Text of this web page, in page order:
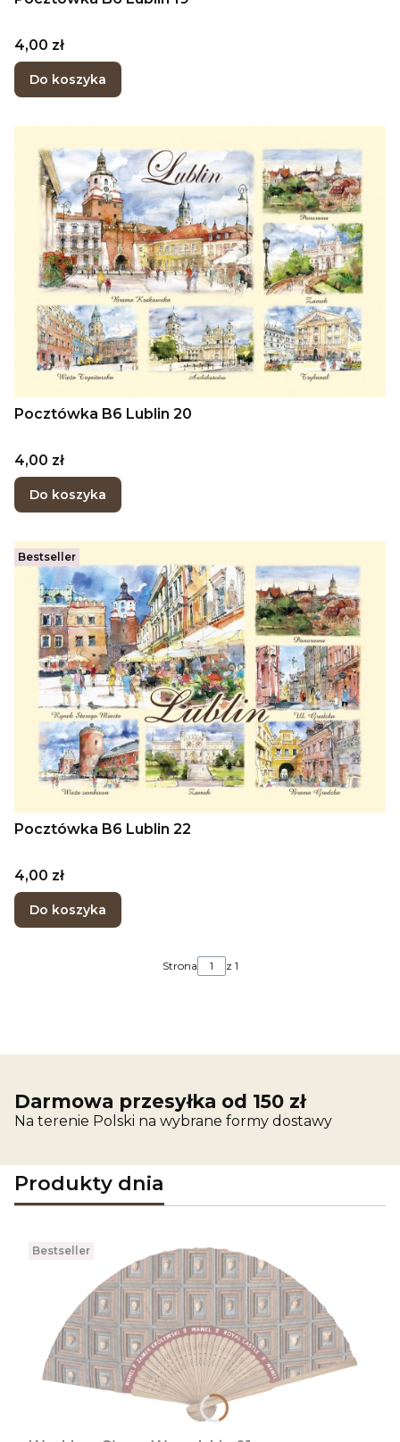
Cena
4,00 zł
Do koszyka
Pocztówka B6 Lublin 20
Cena
4,00 zł
Do koszyka
Bestseller
Pocztówka B6 Lublin 22
Cena
4,00 zł
Do koszyka
Strona z 1
Darmowa przesyłka od 150 zł
Na terenie Polski na wybrane formy dostawy
Produkty dnia
Bestseller